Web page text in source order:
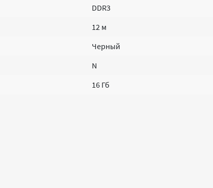
DDR3
12 м
Черный
N
16 Гб